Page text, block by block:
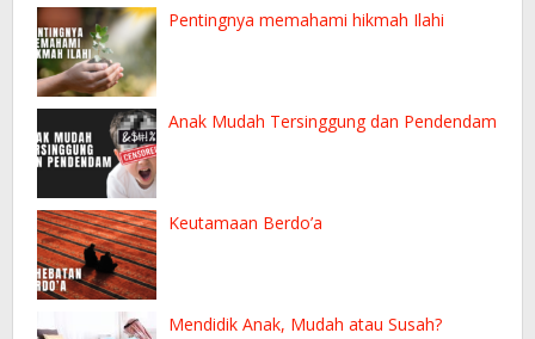
Pentingnya memahami hikmah Ilahi
Anak Mudah Tersinggung dan Pendendam
Keutamaan Berdo’a
Mendidik Anak, Mudah atau Susah?